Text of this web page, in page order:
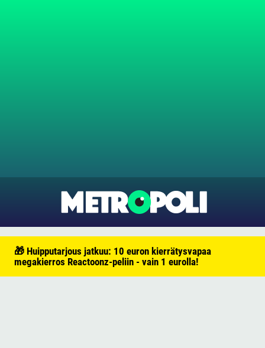
🎁 Huipputarjous jatkuu: 10 euron kierrätysvapaa
megakierros Reactoonz-peliin - vain 1 eurolla!